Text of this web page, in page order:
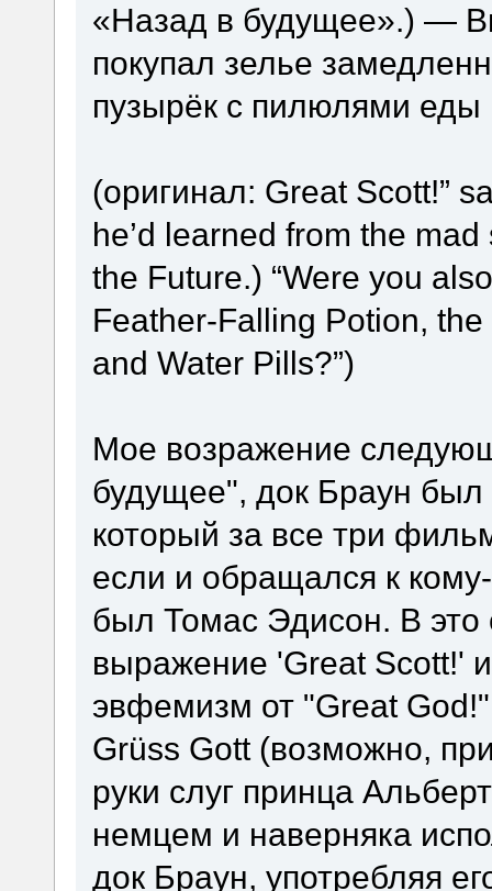
«Назад в будущее».) —
покупал зелье
пузырёк с пилюлями еды
(оригинал: Great Scott!”
he’d learned from the
the Future.) “Were you
Feather-Falling Potion,
and Water Pills?”)
Мое возражение
будущее", док Браун
который за все три
если и обращался к кому-
был Томас Эдисон. В это
выражение 'Great Scott!'
эвфемизм от "Great
Grüss Gott (возможно,
руки слуг принца
немцем и наверняка
док Браун, употребляя